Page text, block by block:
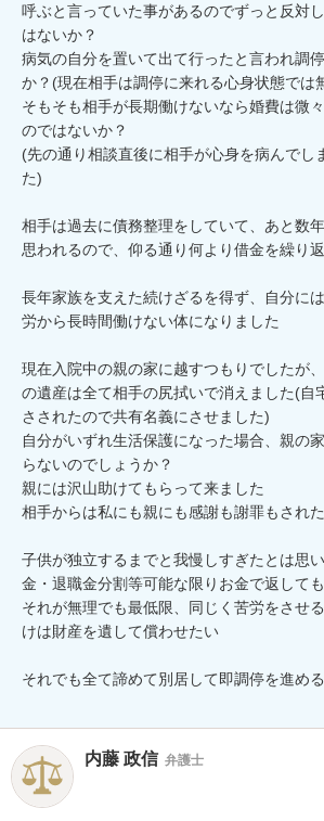
呼ぶと言っていた事があるのでずっと反対
はないか？
病気の自分を置いて出て行ったと言われ調
か？(現在相手は調停に来れる心身状態では
そもそも相手が長期働けないなら婚費は微
のではないか？
(先の通り相談直後に相手が心身を病んでし
た)
相手は過去に債務整理をしていて、あと数
思われるので、仰る通り何より借金を繰り
長年家族を支えた続けざるを得ず、自分に
労から長時間働けない体になりました
現在入院中の親の家に越すつもりでしたが
の遺産は全て相手の尻拭いで消えました(自
さされたので共有名義にさせました)
自分がいずれ生活保護になった場合、親の
らないのでしょうか？
親には沢山助けてもらって来ました
相手からは私にも親にも感謝も謝罪もされ
子供が独立するまでと我慢しすぎたとは思
金・退職金分割等可能な限りお金で返して
それが無理でも最低限、同じく苦労をさせ
けは財産を遺して償わせたい
それでも全て諦めて別居して即調停を進め
内藤 政信 弁護士